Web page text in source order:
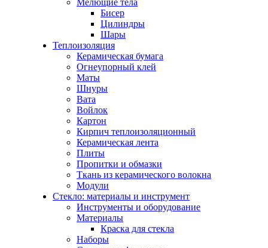
Мелющие тела
Бисер
Цилиндры
Шары
Теплоизоляция
Керамическая бумага
Огнеупорный клей
Маты
Шнуры
Вата
Войлок
Картон
Кирпич теплоизоляционный
Керамическая лента
Плиты
Пропитки и обмазки
Ткань из керамического волокна
Модули
Стекло: материалы и инструмент
Инструменты и оборудование
Материалы
Краска для стекла
Наборы